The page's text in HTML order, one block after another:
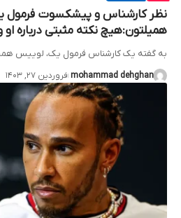
نظر کارشناس و پیشکسوت فرمول
همیلتون:هیچ نکته مثبتی درباره او
به گفته یک کارشناس فرمول یک، لوییس
mohammad dehghan فروردین ۲۷, ۱۴۰۳